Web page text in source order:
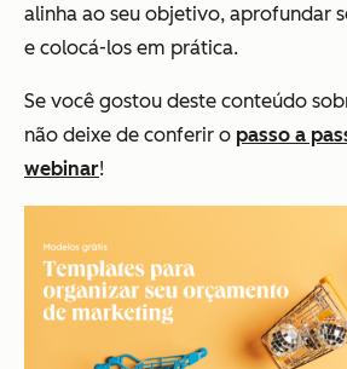
alinha ao seu objetivo, aprofundar
e colocá-los em prática.
Se você gostou deste conteúdo
não deixe de conferir o passo a
webinar!